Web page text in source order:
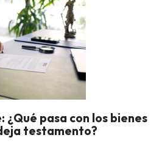
¿Qué pasa con los bienes
testamento?